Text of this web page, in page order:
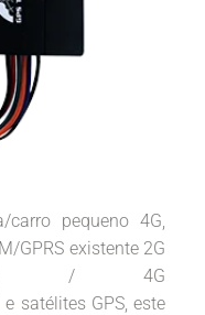
carro pequeno 4G,
GPRS existente 2G
Mhz) / 4G
satélites GPS, este